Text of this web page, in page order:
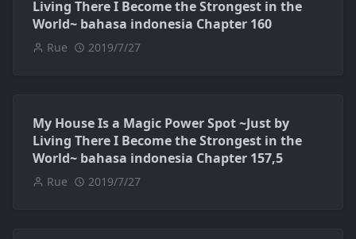
Living There I Become the Strongest in the
World~ bahasa indonesia Chapter 160
Rue 2019/7/27
My House Is a Magic Power Spot ~Just by
Living There I Become the Strongest in the
World~ bahasa indonesia Chapter 157,5
Rue 2019/7/27